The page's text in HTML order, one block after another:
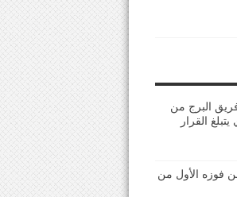
البرج من
القرار
فوزه الأول من